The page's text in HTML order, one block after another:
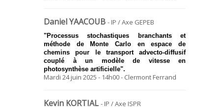
Daniel YAACOUB - IP / Axe GEPEB
"Processus stochastiques branchants et
méthode de Monte Carlo en espace de
chemins pour le transport advecto-diffusif
couplé à un modèle de vitesse en
photosynthèse artificielle".
Mardi 24 juin 2025 - 14h00 - Clermont Ferrand
Kevin KORTIAL - IP / Axe ISPR